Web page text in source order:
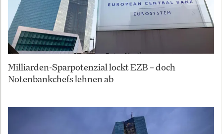
Milliarden-Sparpotenzial lockt EZB – doch
Notenbankchefs lehnen ab